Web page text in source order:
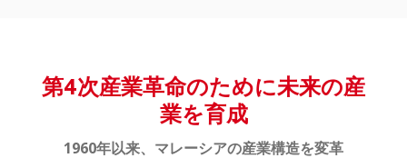
第4次産業革命のために未来の産
業を育成
1960年以来、マレーシアの産業構造を変革